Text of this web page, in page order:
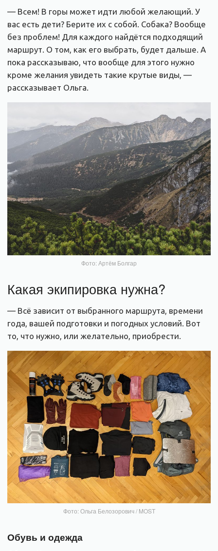
— Всем! В горы может идти любой желающий. У
вас есть дети? Берите их с собой. Собака? Вообще
без проблем! Для каждого найдётся подходящий
маршрут. О том, как его выбрать, будет дальше. А
пока рассказываю, что вообще для этого нужно
кроме желания увидеть такие крутые виды, —
рассказывает Ольга.
Фото: Артём Болгар
Какая экипировка нужна?
— Всё зависит от выбранного маршрута, времени
года, вашей подготовки и погодных условий. Вот
то, что нужно, или желательно, приобрести.
Фото: Ольга Белозорович / MOST
Обувь и одежда